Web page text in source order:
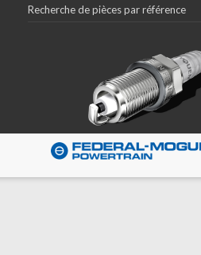
Recherche de pièces par référence